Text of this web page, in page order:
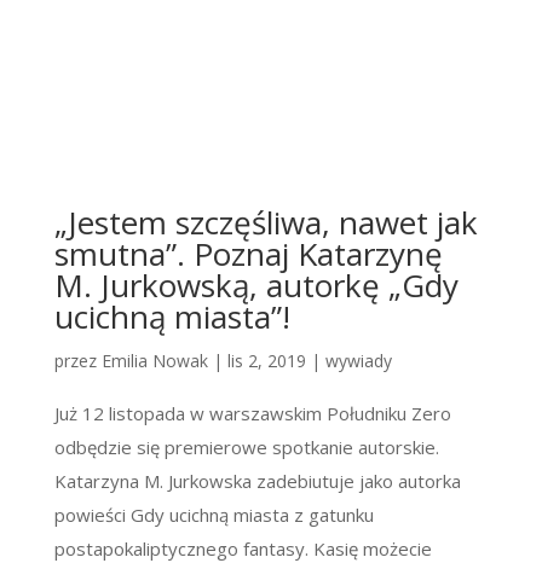
„Jestem szczęśliwa, nawet jak
smutna”. Poznaj Katarzynę
M. Jurkowską, autorkę „Gdy
ucichną miasta”!
przez Emilia Nowak| lis 2, 2019 | wywiady
Już 12 listopada w warszawskim Południku Zero
odbędzie się premierowe spotkanie autorskie.
Katarzyna M. Jurkowska zadebiutuje jako autorka
powieści Gdy ucichną miasta z gatunku
postapokaliptycznego fantasy. Kasię możecie